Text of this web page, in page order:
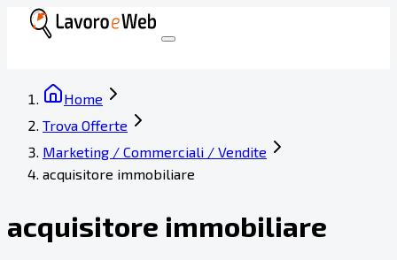
Home
Trova Offerte
Marketing / Commerciali / Vendite
acquisitore immobiliare
acquisitore immobiliare